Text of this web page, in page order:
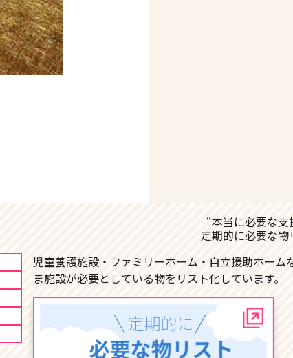
“本当に必要な支
定期的に必要な物
児童養護施設・ファミリーホーム・自立援助ホー
ま施設が必要としている物をリスト化しています。